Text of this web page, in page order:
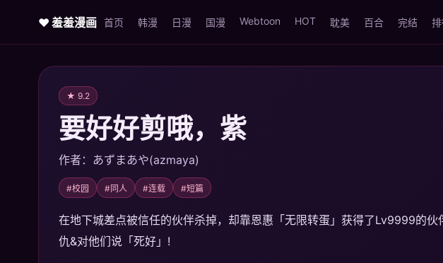
♥ 羞羞漫画 首页 韩漫 日漫 国漫 Webtoon HOT 耽美 百合 完结
★ 9.2
要好好剪哦，紫
作者：あずまあや(azmaya)
#校园 #同人 #连载 #短篇
在地下城差点被信任的伙伴杀掉，却靠恩惠「无限转蛋」获得了Lv9999的伙
仇&对他们说「死好」!